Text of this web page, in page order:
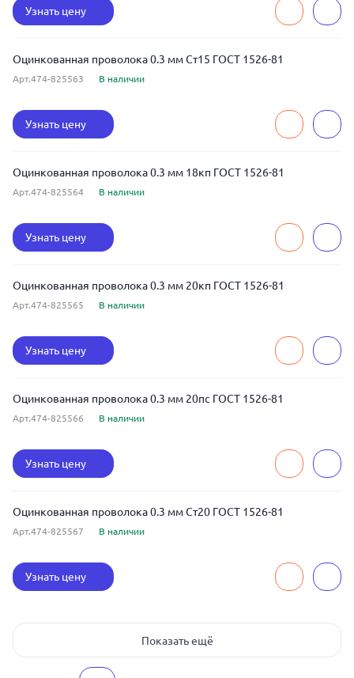
Узнать цену
Оцинкованная проволока 0.3 мм Ст15 ГОСТ 1526-81
Арт.474-825563 В наличии
Узнать цену
Оцинкованная проволока 0.3 мм 18кп ГОСТ 1526-81
Арт.474-825564 В наличии
Узнать цену
Оцинкованная проволока 0.3 мм 20кп ГОСТ 1526-81
Арт.474-825565 В наличии
Узнать цену
Оцинкованная проволока 0.3 мм 20пс ГОСТ 1526-81
Арт.474-825566 В наличии
Узнать цену
Оцинкованная проволока 0.3 мм Ст20 ГОСТ 1526-81
Арт.474-825567 В наличии
Узнать цену
Показать ещё